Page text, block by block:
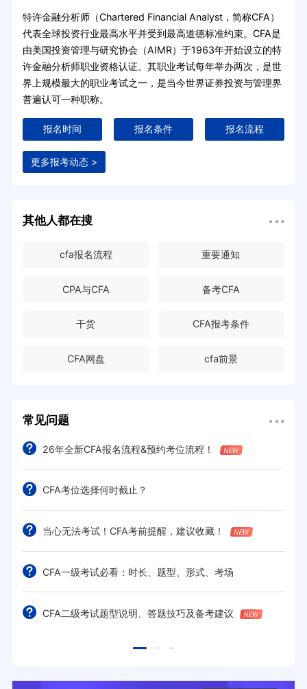
特许金融分析师（Chartered Financial Analyst，简称CFA）
代表全球投资行业最高水平并受到最高道德标准约束。CFA是
由美国投资管理与研究协会（AIMR）于1963年开始设立的特
许金融分析师职业资格认证。其职业考试每年举办两次，是世
界上规模最大的职业考试之一，是当今世界证券投资与管理界
普遍认可一种职称。
报名时间 报名条件 报名流程
更多报考动态 >
其他人都在搜
cfa报名流程 重要通知
CPA与CFA 备考CFA
干货 CFA报考条件
CFA网盘 cfa前景
常见问题
26年全新CFA报名流程&预约考位流程！
CFA考位选择何时截止？
当心无法考试！CFA考前提醒，建议收藏！
CFA一级考试必看：时长、题型、形式、考场
CFA二级考试题型说明、答题技巧及备考建议